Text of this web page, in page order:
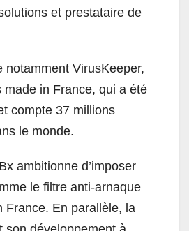
et prestataire de
notamment VirusKeeper,
made in France, qui a été
compte 37 millions
le monde.
ambitionne d’imposer
le filtre anti-arnaque
France. En parallèle, la